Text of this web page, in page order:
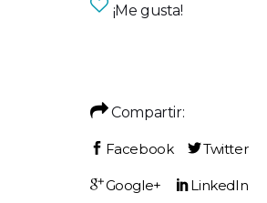
¡Me gusta!
Compartir: